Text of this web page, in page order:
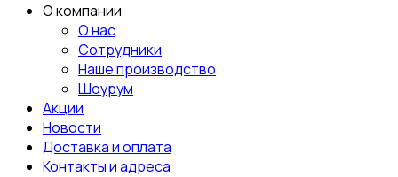
О компании
О нас
Сотрудники
Наше производство
Шоурум
Акции
Новости
Доставка и оплата
Контакты и адреса